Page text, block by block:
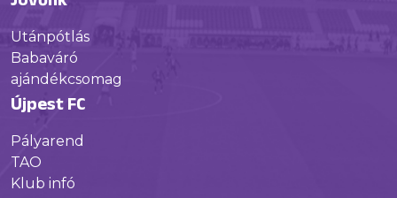
Utánpótlás
Babaváró
ajándékcsomag
Újpest FC
Pályarend
TAO
Klub infó